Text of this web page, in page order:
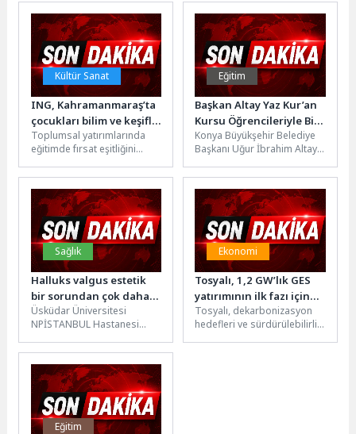
yılında anma...
hazırladığı özel...
Kültür Sanat
ING, Kahramanmaraş’ta
çocukları bilim ve keşifle
buluşturdu
Toplumsal yatırımlarında
eğitimde fırsat eşitliğini
Kahramanmaraş’taki ING
Türkiye – Türk Eğitim...
Eğitim
Başkan Altay Yaz Kur’an
Kursu Öğrencileriyle Bir
Araya Geldi
Konya Büyükşehir Belediye
Başkanı Uğur İbrahim Altay,
Kursu’nu ziyaret etti.
Burada...
Sağlık
Halluks valgus estetik
bir sorundan çok daha
fazlası!
Üsküdar Üniversitesi
NPİSTANBUL Hastanesi
Uzmanı Prof. Dr. Murat
Demiroğlu, halluks valgusun
nedenleri...
Ekonomi
Tosyalı, 1,2 GW’lık GES
yatırımının ilk fazı için
Banco Bilbao Vizcaya
Argentaria, S.A.
(BBVA)’dan 187 milyon
Tosyalı, dekarbonizasyon
hedefleri ve sürdürülebilirlik
Eğitim